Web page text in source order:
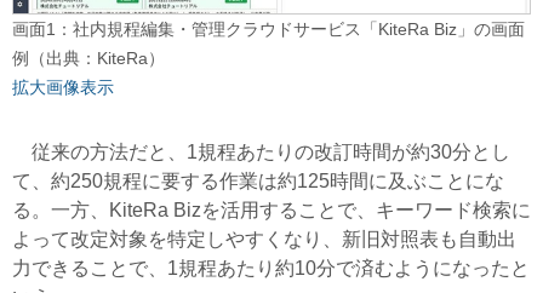
画面1：社内規程編集・管理クラウドサービス「KiteRa Biz」の画面
例（出典：KiteRa）
拡大画像表示
従来の方法だと、1規程あたりの改訂時間が約30分とし
て、約250規程に要する作業は約125時間に及ぶことにな
る。一方、KiteRa Bizを活用することで、キーワード検索に
よって改定対象を特定しやすくなり、新旧対照表も自動出
力できることで、1規程あたり約10分で済むようになったと